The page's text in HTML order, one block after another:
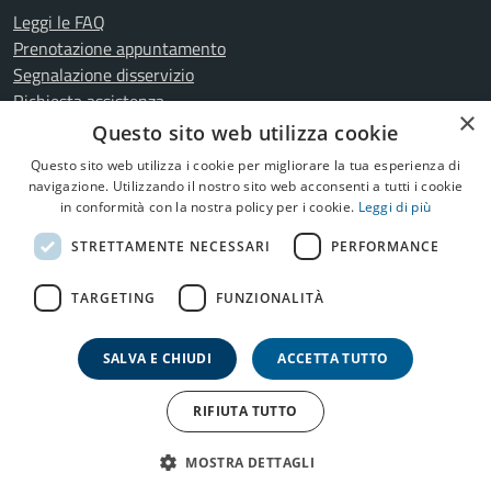
Leggi le FAQ
Prenotazione appuntamento
Segnalazione disservizio
Richiesta assistenza
Amministrazione trasparente
Informativa privacy
Cookie Policy
Note legali
Dichiarazione di accessibilità
Meccanismo di feedback
Whistleblowing
Mappa del Sito
Comune di Urgnano
Webagency Qweb
×
Questo sito web utilizza cookie
Questo sito web utilizza i cookie per migliorare la tua esperienza di
navigazione. Utilizzando il nostro sito web acconsenti a tutti i cookie
in conformità con la nostra policy per i cookie. Leggi di più
STRETTAMENTE NECESSARI PERFORMANCE
TARGETING FUNZIONALITÀ
SALVA E CHIUDI ACCETTA TUTTO
RIFIUTA TUTTO
MOSTRA DETTAGLI